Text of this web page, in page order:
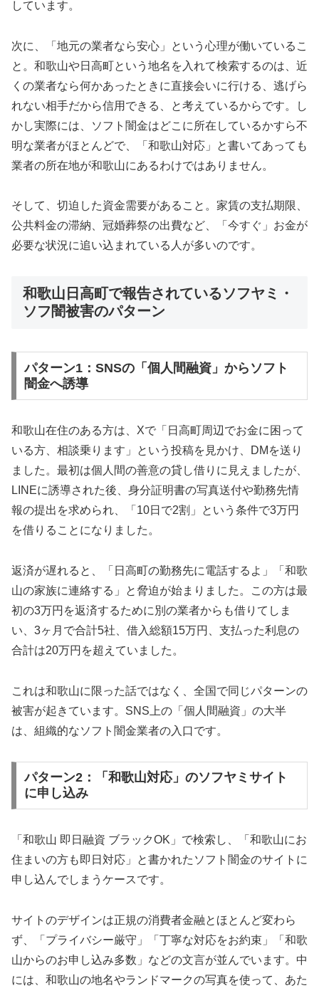
しています。
次に、「地元の業者なら安心」という心理が働いているこ
と。和歌山や日高町という地名を入れて検索するのは、近
くの業者なら何かあったときに直接会いに行ける、逃げら
れない相手だから信用できる、と考えているからです。し
かし実際には、ソフト闇金はどこに所在しているかすら不
明な業者がほとんどで、「和歌山対応」と書いてあっても
業者の所在地が和歌山にあるわけではありません。
そして、切迫した資金需要があること。家賃の支払期限、
公共料金の滞納、冠婚葬祭の出費など、「今すぐ」お金が
必要な状況に追い込まれている人が多いのです。
和歌山日高町で報告されているソフヤミ・
ソフ闇被害のパターン
パターン1：SNSの「個人間融資」からソフト
闇金へ誘導
和歌山在住のある方は、Xで「日高町周辺でお金に困って
いる方、相談乗ります」という投稿を見かけ、DMを送り
ました。最初は個人間の善意の貸し借りに見えましたが、
LINEに誘導された後、身分証明書の写真送付や勤務先情
報の提出を求められ、「10日で2割」という条件で3万円
を借りることになりました。
返済が遅れると、「日高町の勤務先に電話するよ」「和歌
山の家族に連絡する」と脅迫が始まりました。この方は最
初の3万円を返済するために別の業者からも借りてしま
い、3ヶ月で合計5社、借入総額15万円、支払った利息の
合計は20万円を超えていました。
これは和歌山に限った話ではなく、全国で同じパターンの
被害が起きています。SNS上の「個人間融資」の大半
は、組織的なソフト闇金業者の入口です。
パターン2：「和歌山対応」のソフヤミサイト
に申し込み
「和歌山 即日融資 ブラックOK」で検索し、「和歌山にお
住まいの方も即日対応」と書かれたソフト闇金のサイトに
申し込んでしまうケースです。
サイトのデザインは正規の消費者金融とほとんど変わら
ず、「プライバシー厳守」「丁寧な対応をお約束」「和歌
山からのお申し込み多数」などの文言が並んでいます。中
には、和歌山の地名やランドマークの写真を使って、あた